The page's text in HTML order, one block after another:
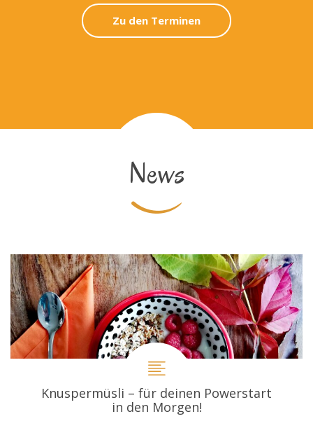
Zu den Terminen
News
Knuspermüsli – für deinen Powerstart
in den Morgen!